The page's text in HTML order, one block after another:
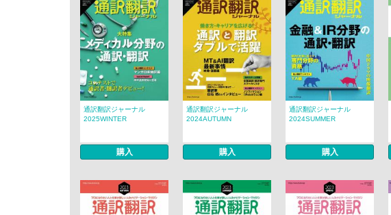
通訳翻訳ジャーナル
2025WINTER
購入
通訳翻訳ジャーナル
2024AUTUMN
購入
通訳翻訳ジャーナル
2024SUMMER
購入